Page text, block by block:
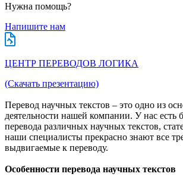
Нужна помощь?
Напишите нам
ЦЕНТР ПЕРЕВОДОВ ЛОГИКА
(Скачать презентацию)
Перевод научных текстов – это одно из
деятельности нашей компании. У нас есть
перевода различных научных текстов,
наши специалисты прекрасно знают все
выдвигаемые к переводу.
Особенности перевода научных текстов